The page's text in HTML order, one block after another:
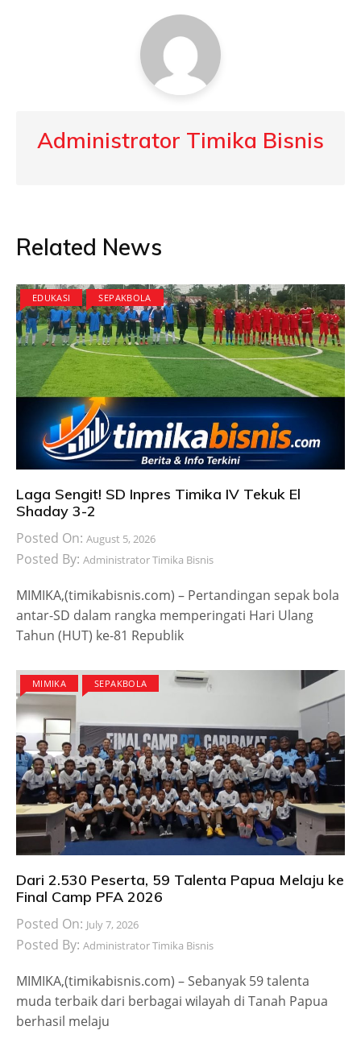
Administrator Timika Bisnis
Related News
EDUKASI SEPAKBOLA
Laga Sengit! SD Inpres Timika IV Tekuk El
Shaday 3-2
Posted On: August 5, 2026
Posted By: Administrator Timika Bisnis
MIMIKA,(timikabisnis.com) – Pertandingan sepak bola
antar-SD dalam rangka memperingati Hari Ulang
Tahun (HUT) ke-81 Republik
MIMIKA SEPAKBOLA
Dari 2.530 Peserta, 59 Talenta Papua Melaju ke
Final Camp PFA 2026
Posted On: July 7, 2026
Posted By: Administrator Timika Bisnis
MIMIKA,(timikabisnis.com) – Sebanyak 59 talenta
muda terbaik dari berbagai wilayah di Tanah Papua
berhasil melaju